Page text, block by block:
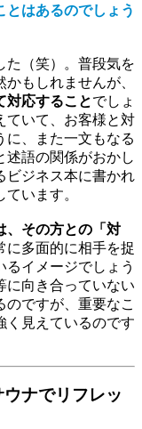
とはあるのでしょう
た（笑）。普段気を
もしれませんが、
対応することでしょ
ていて、お客様と対
に、また一文もなる
述語の関係がおかし
ジネス本に書かれ
います。
、その方との「対
に多面的に相手を捉
るイメージでしょう
に向き合っていない
のですが、重要なこ
く見えているのです
ナでリフレッ